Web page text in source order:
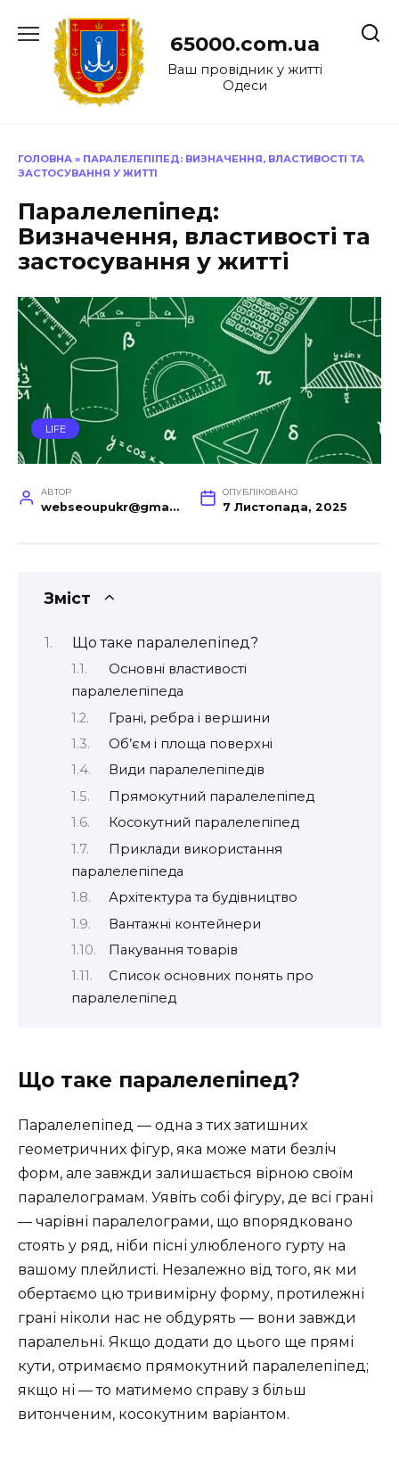
до
65000.com.ua
Ваш провідник у житті
Одеси
ГОЛОВНА » ПАРАЛЕЛЕПІПЕД: ВИЗНАЧЕННЯ, ВЛАСТИВОСТІ ТА
ЗАСТОСУВАННЯ У ЖИТТІ
Паралелепіпед:
Визначення, властивості та
застосування у житті
LIFE
АВТОР
webseoupukr@gmail.com
ОПУБЛІКОВАНО
7 Листопада, 2025
Зміст
Що таке паралелепіпед?
Основні властивості
паралелепіпеда
Грані, ребра і вершини
Об’єм і площа поверхні
Види паралелепіпедів
Прямокутний паралелепіпед
Косокутний паралелепіпед
Приклади використання
паралелепіпеда
Архітектура та будівництво
Вантажні контейнери
Пакування товарів
Список основних понять про
паралелепіпед
Що таке паралелепіпед?
Паралелепіпед — одна з тих затишних
геометричних фігур, яка може мати безліч
форм, але завжди залишається вірною своїм
паралелограмам. Уявіть собі фігуру, де всі грані
— чарівні паралелограми, що впорядковано
стоять у ряд, ніби пісні улюбленого гурту на
вашому плейлисті. Незалежно від того, як ми
обертаємо цю тривимірну форму, протилежні
грані ніколи нас не обдурять — вони завжди
паралельні. Якщо додати до цього ще прямі
кути, отримаємо прямокутний паралелепіпед;
якщо ні — то матимемо справу з більш
витонченим, косокутним варіантом.